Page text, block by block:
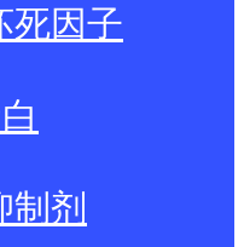
死因子
制剂